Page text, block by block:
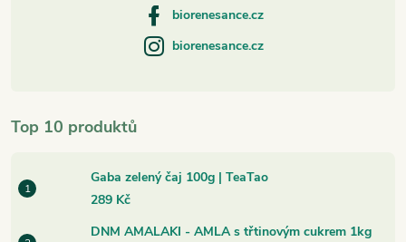
Top 10 produktů
Gaba zelený čaj 100g | TeaTao
289 Kč
DNM AMALAKI - AMLA s třtinovým cukrem 1kg
biorenesance.cz
biorenesance.cz